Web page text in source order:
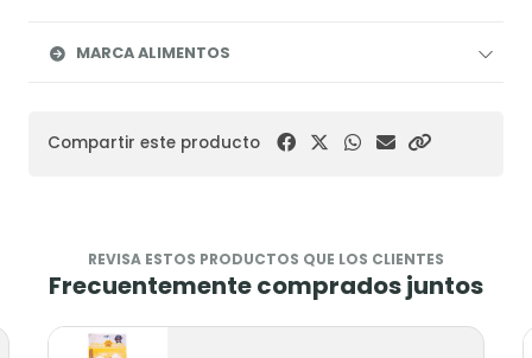
MARCA ALIMENTOS
Compartir este producto
REVISA ESTOS PRODUCTOS QUE LOS CLIENTES
Frecuentemente comprados juntos